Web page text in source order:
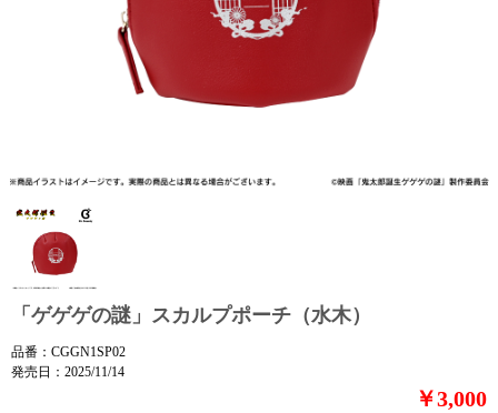
「ゲゲゲの謎」スカルプポーチ（水木）
品番：CGGN1SP02
発売日：2025/11/14
￥3,000